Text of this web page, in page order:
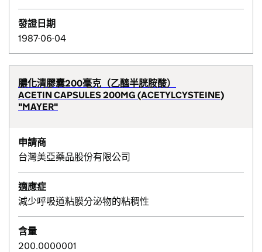
發證日期
1987-06-04
膿化清膠囊200毫克（乙醯半胱胺酸）
ACETIN CAPSULES 200MG (ACETYLCYSTEINE)
"MAYER"
申請商
台灣美亞藥品股份有限公司
適應症
減少呼吸道粘膜分泌物的粘稠性
含量
200.0000001